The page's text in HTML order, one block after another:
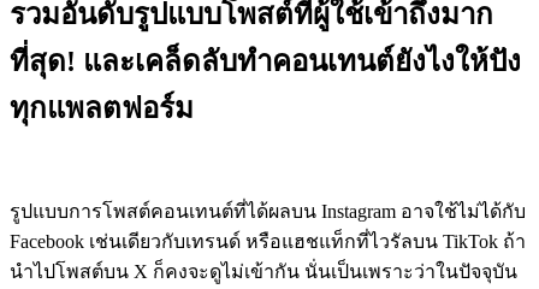
รวมอันดับรูปแบบโพสต์ที่ผู้ใช้เข้าถึงมาก
ที่สุด! และเคล็ดลับทำคอนเทนต์ยังไงให้ปัง
ทุกแพลตฟอร์ม
รูปแบบการโพสต์คอนเทนต์ที่ได้ผลบน Instagram อาจใช้ไม่ได้กับ
Facebook เช่นเดียวกับเทรนด์ หรือแฮชแท็กที่ไวรัลบน TikTok ถ้า
นำไปโพสต์บน X ก็คงจะดูไม่เข้ากัน นั่นเป็นเพราะว่าในปัจจุบัน